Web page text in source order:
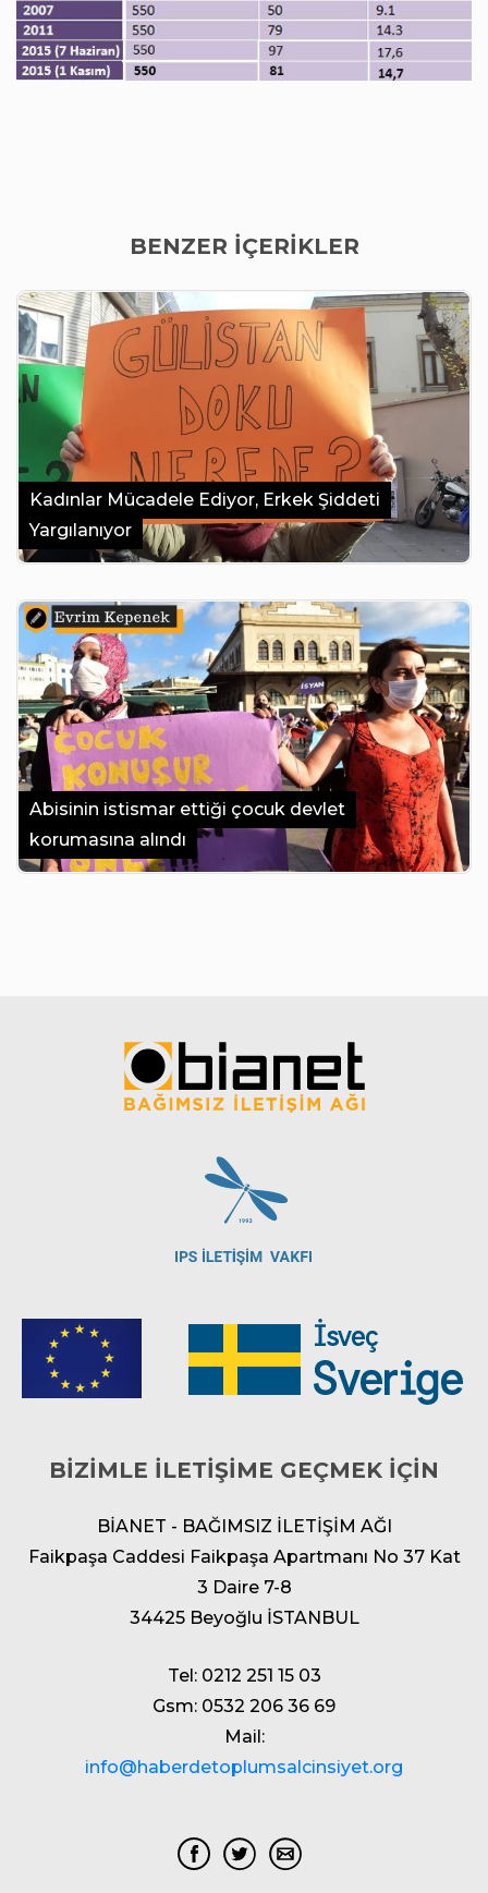
BENZER İÇERİKLER
Kadınlar Mücadele Ediyor, Erkek Şiddeti
Yargılanıyor
Abisinin istismar ettiği çocuk devlet
korumasına alındı
BİZİMLE İLETİŞİME GEÇMEK İÇİN
BİANET - BAĞIMSIZ İLETİŞİM AĞI
Faikpaşa Caddesi Faikpaşa Apartmanı No 37 Kat
3 Daire 7-8
34425 Beyoğlu İSTANBUL
Tel: 0212 251 15 03
Gsm: 0532 206 36 69
Mail:
info@haberdetoplumsalcinsiyet.org